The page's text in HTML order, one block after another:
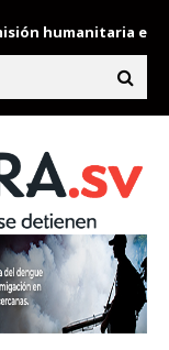
humanitaria enviada